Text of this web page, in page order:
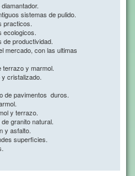
sistemas de pulido.
practicos.
ecologicos.
de productividad.
mercado, con las ultimas
terrazo y marmol.
cristalizado.
de pavimentos duros.
y terrazo.
granito natural.
y asfalto.
superficies.